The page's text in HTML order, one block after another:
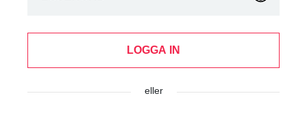
LOGGA IN
eller